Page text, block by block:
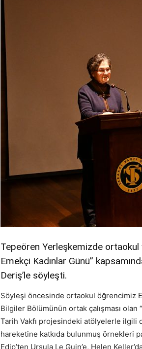
Tepeören Yerleşkemizde ortaokul
Emekçi Kadınlar Günü”
Deriş’le söyleşti.
Söyleşi öncesinde ortaokul öğrencimiz
Bilgiler Bölümünün ortak çalışması olan
Tarih Vakfı projesindeki atölyelerle ilgili
hareketine katkıda bulunmuş örnekleri
Edip’ten Ursula Le Guin’e, Helen